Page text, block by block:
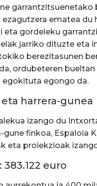
garrantzitsuenetako
ematea du
eta gordeleku
jarriko dituzte eta
berezitasunen
ordubeteren
egongo da.
harrera-gunea
izango du
gune finkoa, Espaloia
eta proiekzioak
euro